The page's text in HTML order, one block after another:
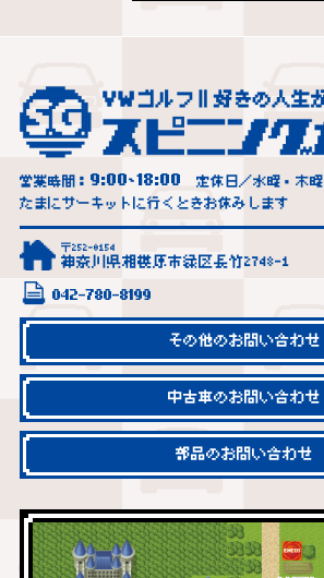
営業時間： 9:00~18:00
定休日／水曜・木曜
たまにサーキットに行くときお休みします
〒252-0154
神奈川県相模原市緑区長竹2748-1
042-780-8199
その他のお問い合わせ
中古車のお問い合わせ
部品のお問い合わせ